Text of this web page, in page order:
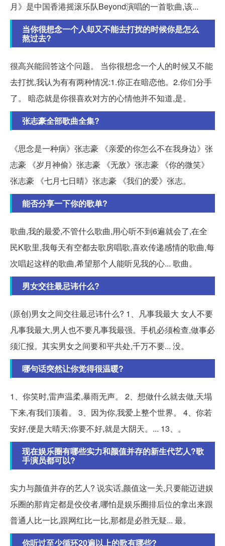
月》是中国香港摇滚乐队Beyond演唱的一首歌曲,该...
当你很想念一个人却又不能去打扰的时候你是怎么
熬过去?
很高兴能回答这个问题。 当你很想念一个人的时候又不能
去打扰,我认为有有两种情况:1.你正在暗恋他。2.你们分手
了。 暗恋就是你很喜欢对方的心情他并不知道,是。
张志豪全部歌曲全集?
《思念是一种病》张志豪 《亲爱的你怎么不在我身边》张
志豪 《岁月神偷》张志豪 《无敌》张志豪 《你的微笑》
张志豪 《七月七日晴》张志豪 《我们的爱》张志。
能否分享一下你的歌单?
歌曲,我的最爱,不管什么歌曲,用心听不到6遍就会了,在全
民K歌里,我每天有空都去歌房唱歌,喜欢传递感情的歌曲,每
次唱起这样的歌曲,希望那个人能听见我的心... 歌曲。
男女交往最忌讳什么?
(原创)男女之间交往最忌讳什么? 1、凡事我最大 女人不要
凡事我最大,男人也不要凡事我最强。手机必须检查,做事必
须汇报。其实男女之间要和平共处,千万不要... 没。
哪句话突然让你觉得很温暖?
1、你笑时,雷声温柔,暴雨无声。 2、想做什么就去做,天塌
下来,有我们顶着。 3、因为你,我爱上整个世界。 4、你若
安好,便是大晴天;你要不好,就是大阴天。... 13、。
现在娱乐圈有哪些实力和颜值并存的新生代艺人?歌
手演员都可以?
实力与颜值并存的艺人? 说实话,颜值这一关,只要能迈进娱
乐圈的那肯定都是佼佼者,哪怕是娱乐圈排后位的拿出来跟
普通人比一比,跟网红比一比,那都是必胜无疑... 最。
你听过至少循环20遍以上的歌有哪些?